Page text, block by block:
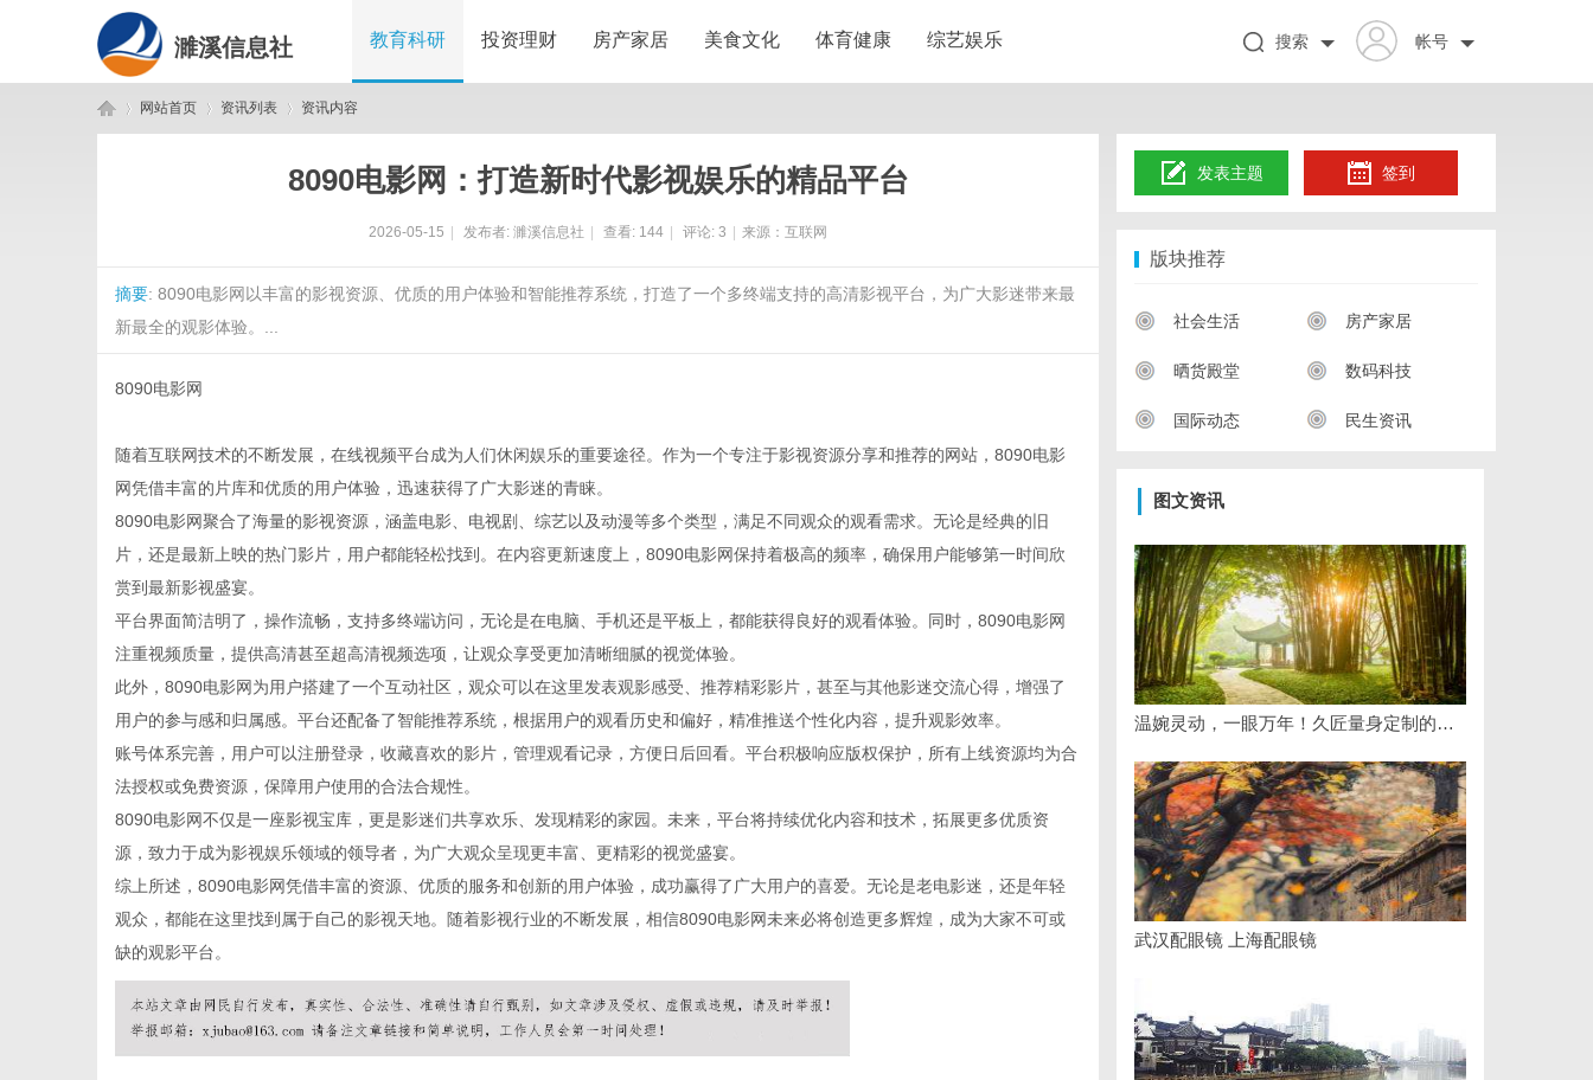
濉溪信息社 教育科研 投资理财 房产家居 美食文化 体育健康 综艺娱乐 帐号
搜索
网站首页 资讯列表 资讯内容
8090电影网：打造新时代影视娱乐的精品平台
2026-05-15 发布者: 濉溪信息社 查看: 144 评论: 3 来源：互联网
摘要: 8090电影网以丰富的影视资源、优质的用户体验和智能推荐系统，打造了一个多终端支持的高清影视平台，为广大影迷带来最
新最全的观影体验。...
8090电影网
随着互联网技术的不断发展，在线视频平台成为人们休闲娱乐的重要途径。作为一个专注于影视资源分享和推荐的网站，8090电影
网凭借丰富的片库和优质的用户体验，迅速获得了广大影迷的青睐。
8090电影网聚合了海量的影视资源，涵盖电影、电视剧、综艺以及动漫等多个类型，满足不同观众的观看需求。无论是经典的旧
片，还是最新上映的热门影片，用户都能轻松找到。在内容更新速度上，8090电影网保持着极高的频率，确保用户能够第一时间欣
赏到最新影视盛宴。
平台界面简洁明了，操作流畅，支持多终端访问，无论是在电脑、手机还是平板上，都能获得良好的观看体验。同时，8090电影网
注重视频质量，提供高清甚至超高清视频选项，让观众享受更加清晰细腻的视觉体验。
此外，8090电影网为用户搭建了一个互动社区，观众可以在这里发表观影感受、推荐精彩影片，甚至与其他影迷交流心得，增强了
用户的参与感和归属感。平台还配备了智能推荐系统，根据用户的观看历史和偏好，精准推送个性化内容，提升观影效率。
账号体系完善，用户可以注册登录，收藏喜欢的影片，管理观看记录，方便日后回看。平台积极响应版权保护，所有上线资源均为合
法授权或免费资源，保障用户使用的合法合规性。
8090电影网不仅是一座影视宝库，更是影迷们共享欢乐、发现精彩的家园。未来，平台将持续优化内容和技术，拓展更多优质资
源，致力于成为影视娱乐领域的领导者，为广大观众呈现更丰富、更精彩的视觉盛宴。
综上所述，8090电影网凭借丰富的资源、优质的服务和创新的用户体验，成功赢得了广大用户的喜爱。无论是老电影迷，还是年轻
观众，都能在这里找到属于自己的影视天地。随着影视行业的不断发展，相信8090电影网未来必将创造更多辉煌，成为大家不可或
缺的观影平台。
发表主题 签到
版块推荐
社会生活 房产家居
晒货殿堂 数码科技
国际动态 民生资讯
图文资讯
温婉灵动，一眼万年！久匠量身定制的眉眼唇，才是你整张脸的点睛之笔！淡颜系女生的气质加分项
武汉配眼镜 上海配眼镜